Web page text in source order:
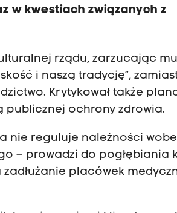
w kwestiach związanych z
rządu, zarzucając mu
i naszą tradycję”,
Krytykował także
publicznej ochrony zdrowia.
nie reguluje należności
– prowadzi do pogłębiania
placówek